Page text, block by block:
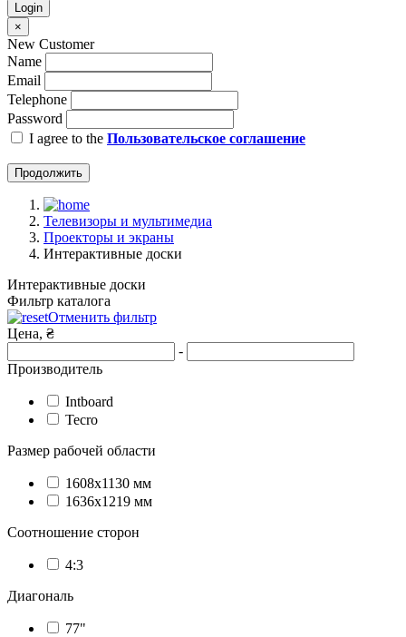
Login
×
New Customer
Name
Email
Telephone
Password
I agree to the Пользовательское соглашение
Продолжить
Телевизоры и мультимедиа
Проекторы и экраны
Интерактивные доски
Интерактивные доски
Фильтр каталога
Отменить фильтр
Цена, ₴
-
Производитель
Intboard
Tecro
Размер рабочей области
1608х1130 мм
1636х1219 мм
Соотношение сторон
4:3
Диагональ
77"